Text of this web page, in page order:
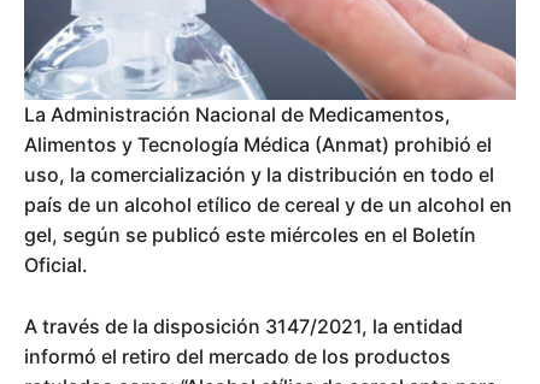
La Administración Nacional de Medicamentos,
Alimentos y Tecnología Médica (Anmat) prohibió el
uso, la comercialización y la distribución en todo el
país de un alcohol etílico de cereal y de un alcohol en
gel, según se publicó este miércoles en el Boletín
Oficial.
A través de la disposición 3147/2021, la entidad
informó el retiro del mercado de los productos